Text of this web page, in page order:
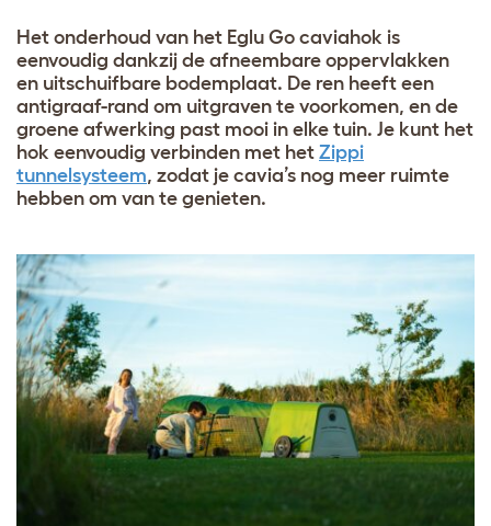
Het onderhoud van het Eglu Go caviahok is
eenvoudig dankzij de afneembare oppervlakken
en uitschuifbare bodemplaat. De ren heeft een
antigraaf-rand om uitgraven te voorkomen, en de
groene afwerking past mooi in elke tuin. Je kunt het
hok eenvoudig verbinden met het Zippi
tunnelsysteem, zodat je cavia’s nog meer ruimte
hebben om van te genieten.